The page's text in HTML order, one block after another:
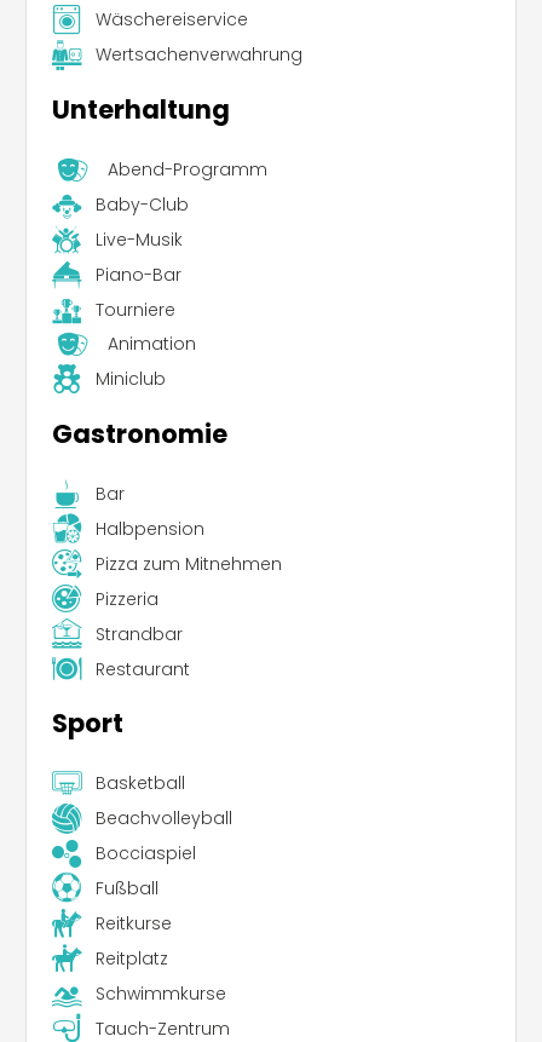
Wäschereiservice
Wertsachenverwahrung
Unterhaltung
Abend-Programm
Baby-Club
Live-Musik
Piano-Bar
Tourniere
Animation
Miniclub
Gastronomie
Bar
Halbpension
Pizza zum Mitnehmen
Pizzeria
Strandbar
Restaurant
Sport
Basketball
Beachvolleyball
Bocciaspiel
Fußball
Reitkurse
Reitplatz
Schwimmkurse
Tauch-Zentrum